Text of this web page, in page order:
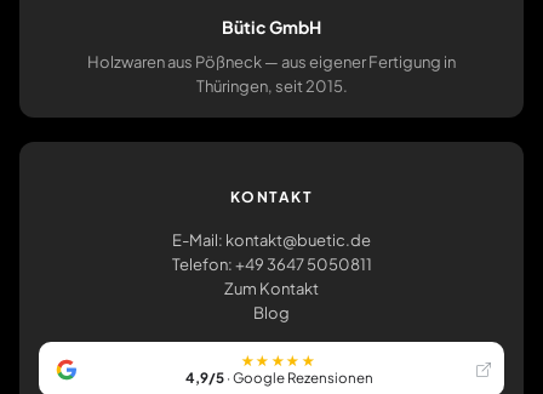
Bütic GmbH
Holzwaren aus Pößneck — aus eigener Fertigung in
Thüringen, seit 2015.
KONTAKT
E-Mail: kontakt@buetic.de
Telefon: +49 3647 5050811
Zum Kontakt
Blog
★★★★★
4,9/5· Google Rezensionen